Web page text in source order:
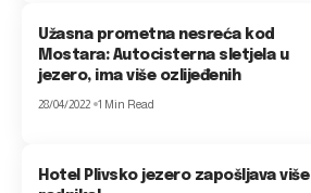
Užasna prometna nesreća kod
Mostara: Autocisterna sletjela u
jezero, ima više ozlijeđenih
28/04/2022 1 Min Read
Hotel Plivsko jezero zapošljava više